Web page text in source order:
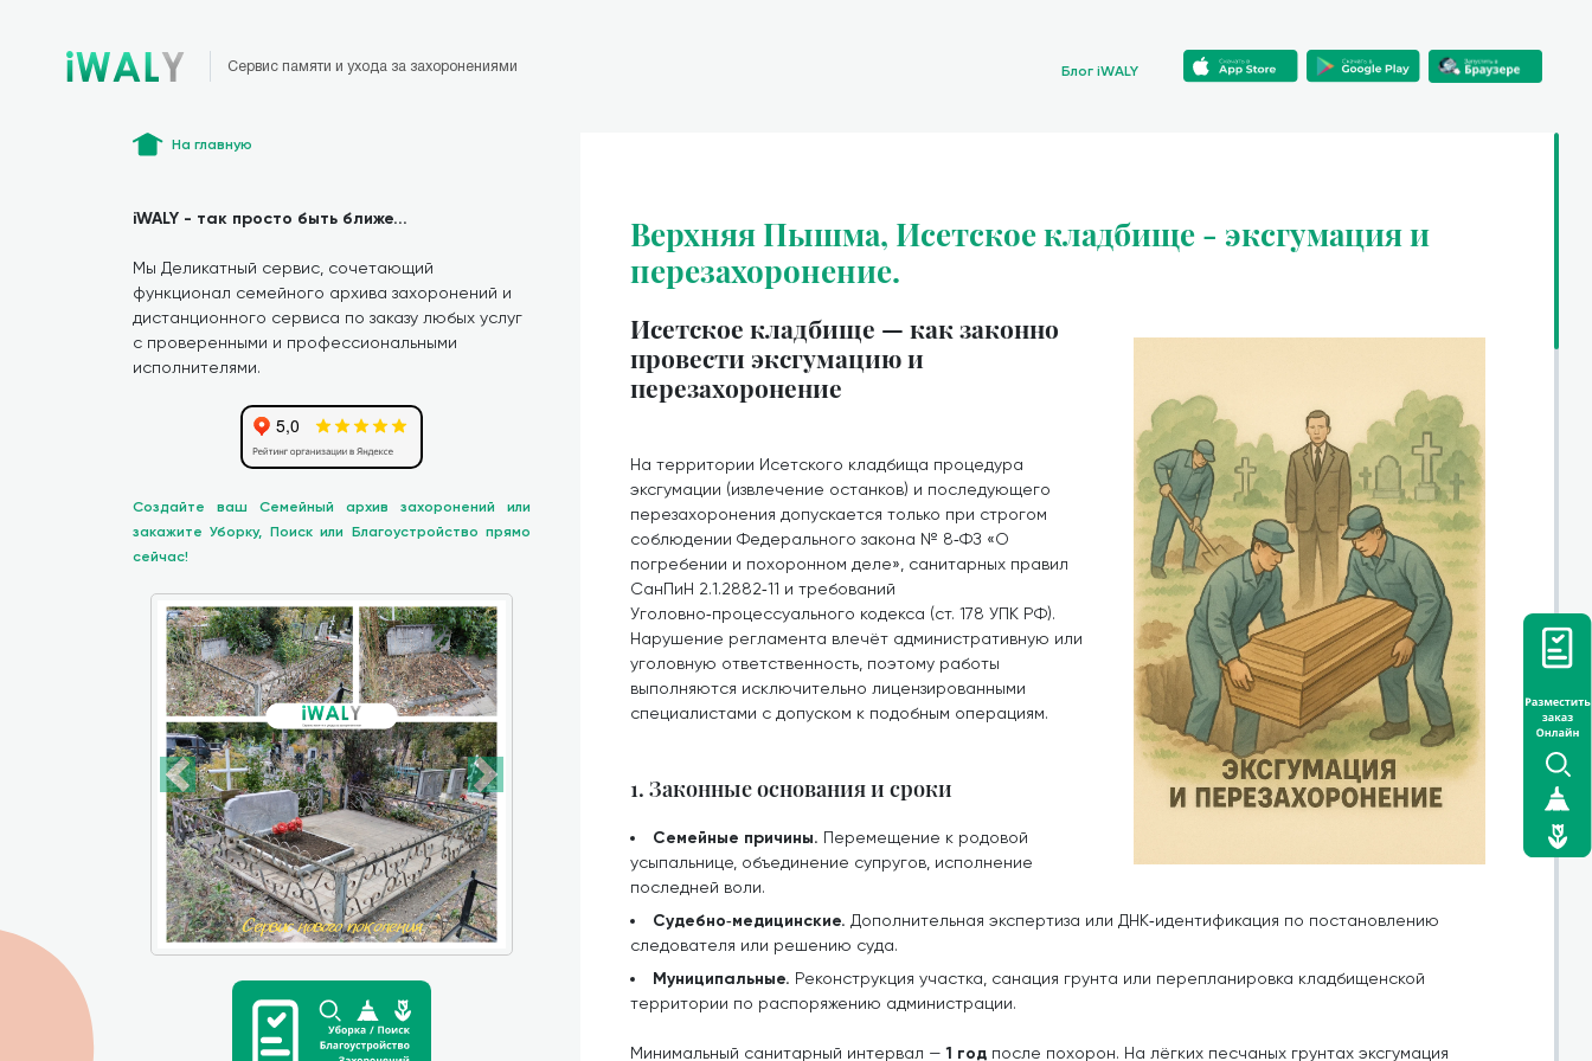
Сервис памяти и ухода за захоронениями Блог iWALY
На главную
iWALY - так просто быть ближе...
Мы Деликатный сервис, сочетающий
функционал семейного архива захоронений и
дистанционного сервиса по заказу любых услуг
с проверенными и профессиональными
исполнителями.
Создайте ваш Семейный архив захоронений или
закажите Уборку, Поиск или Благоустройство прямо
сейчас!
Верхняя Пышма, Исетское кладбище - эксгумация и
перезахоронение.
Исетское кладбище — как законно
провести эксгумацию и
перезахоронение
На территории Исетского кладбища процедура
эксгумации (извлечение останков) и последующего
перезахоронения допускается только при строгом
соблюдении Федерального закона № 8‑ФЗ «О
погребении и похоронном деле», санитарных правил
СанПиН 2.1.2882‑11 и требований
Уголовно‑процессуального кодекса (ст. 178 УПК РФ).
Нарушение регламента влечёт административную или
уголовную ответственность, поэтому работы
выполняются исключительно лицензированными
специалистами с допуском к подобным операциям.
1. Законные основания и сроки
Семейные причины. Перемещение к родовой
усыпальнице, объединение супругов, исполнение
последней воли.
Судебно‑медицинские. Дополнительная экспертиза или ДНК‑идентификация по постановлению
следователя или решению суда.
Муниципальные. Реконструкция участка, санация грунта или перепланировка кладбищенской
территории по распоряжению администрации.
Минимальный санитарный интервал —1 год после похорон. На лёгких песчаных грунтах эксгумация